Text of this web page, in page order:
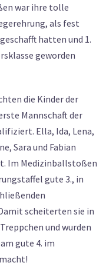
war ihre tolle
als fest
hatten und 1.
geworden
die Kinder der
Mannschaft der
Ella, Ida, Lena,
Sara und Fabian
Im Medizinballstoßen
gute 3., in
scheiterten sie in
und wurden
gute 4. im